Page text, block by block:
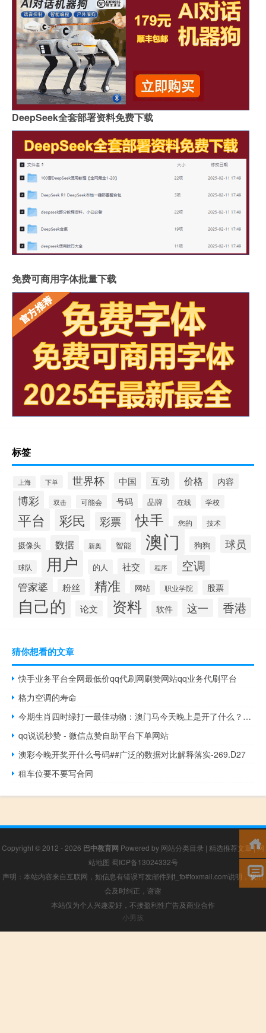
DeepSeek全套部署资料免费下载
免费可商用字体批量下载
标签
上海 下单 世界杯 中国 互动 价格 内容
博彩 双击 可能会 号码 品牌 在线 学校
平台 彩民 彩票 快手 您的 技术
摄像头 数据 新奥 智能 澳门 狗狗 球员
球队 用户 的人 社交 程序 空调
管家婆 粉丝 精准 网站 职业学院 股票
自己的 论文 资料 软件 这一 香港
猜你想看的文章
快手业务平台全网最低价qq代刷网刷赞网站qq业务代刷平台
格力空调的寿命
今期生肖四时绿打一最佳动物：澳门马今天晚上是开了什么？-最佳释义解答-2045.PL.162
qq说说秒赞 - 微信点赞自助平台下单网站
澳彩今晚开奖开什么号码##广泛的数据对比解释落实-269.D27
租车位要不要写合同
Copyright © 2012 - 2026 巴中教育网 Powered by 网站分类目录 | 精选推荐文章|网
站地图 蜀ICP备13024332号
声明：本站内容来自互联网，如信息有错误可发邮件到f_fb#foxmail.com说明，我们
会及时纠正，谢谢
本站仅为个人兴趣爱好，不接盈利性广告及商业合作
小男孩